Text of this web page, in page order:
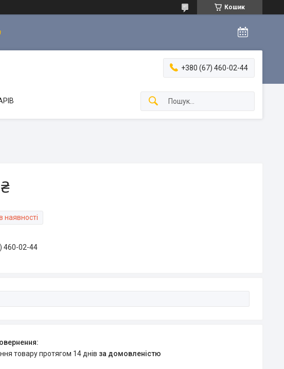
Кошик
+380 (67) 460-02-44
наявності
460-02-44
товару протягом 14 днів за домовленістю